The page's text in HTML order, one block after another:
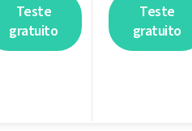
Teste
gratuito
Teste
gratuito